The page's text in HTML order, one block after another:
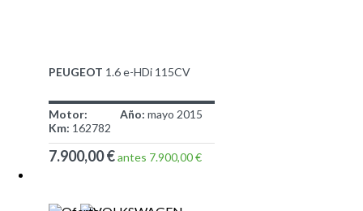
PEUGEOT 1.6 e-HDi 115CV
Motor: Año: mayo 2015
Km: 162782
7.900,00 €antes 7.900,00 €